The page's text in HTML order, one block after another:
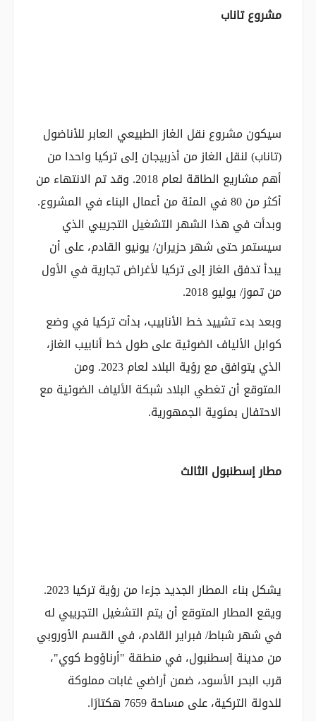
مشروع تاناب
سيكون مشروع نقل الغاز الطبيعي العابر للأناضول
(تاناب) لنقل الغاز من أذربيجان إلى تركيا واحدا من
أهم مشاريع الطاقة لعام 2018. وقد تم الانتهاء من
أكثر من 80 في المئة من أعمال البناء في المشروع.
وبدأت في هذا الشهر التشغيل التجريبي الذي
سيستمر حتى شهر حزيران/ يونيو القادم، على أن
يبدأ تدفق الغاز إلى تركيا لأغراض تجارية في الأول
من تموز/ يوليو 2018.
وبعد بدء تشييد خط الأنابيب، بدأت تركيا في وضع
كوابل الألياف الضوئية على طول خط أنابيب الغاز،
الذي يتوافق مع رؤية البلاد لعام 2023. ومن
المتوقع أن تغطي البلاد شبكة الألياف الضوئية مع
الاحتفال بمئوية الجمهورية.
مطار إسطنبول الثالث
يشكل بناء المطار الجديد جزءا من رؤية تركيا 2023.
ويقع المطار المتوقع أن يتم التشغيل التجريبي له
في شهر شباط/ فبراير القادم، في القسم الأوروبي
من مدينة إسطنبول، في منطقة "أرناؤوط كوي"،
قرب البحر الأسود، ضمن أراضي غابات مملوكة
للدولة التركية، على مساحة 7659 هكتارًا.